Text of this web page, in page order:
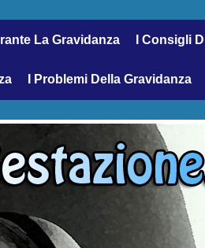
La Gravidanza I Consigli
I Problemi Della Gravidanza